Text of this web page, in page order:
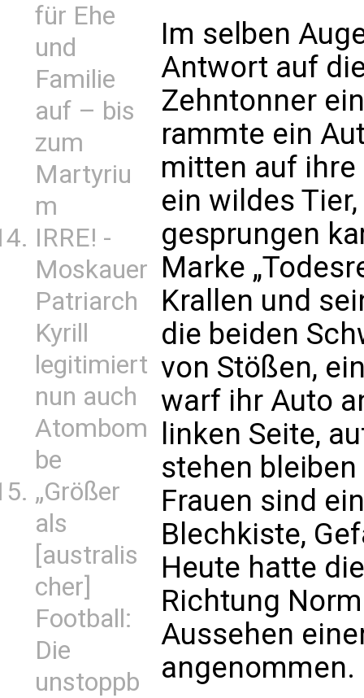
für Ehe
und
Familie
auf – bis
zum
Martyriu
m
IRRE! -
Moskauer
Patriarch
Kyrill
legitimiert
nun auch
Atombom
be
„Größer
als
[australis
cher]
Football:
Die
unstoppb
Im selben
Antwort auf
Zehntonner
rammte ein
mitten auf
ein wildes
gesprungen
Marke
Krallen und
die beiden
von Stößen,
warf ihr Auto
linken Seite,
stehen
Frauen sind
Blechkiste,
Heute hatte
Richtung
Aussehen
angenommen.